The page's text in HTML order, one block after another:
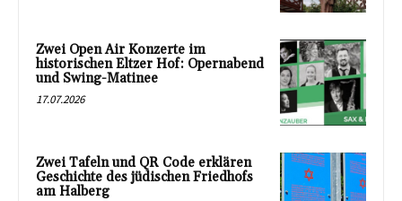
Zwei Open Air Konzerte im
historischen Eltzer Hof: Opernabend
und Swing-Matinee
17.07.2026
Zwei Tafeln und QR Code erklären
Geschichte des jüdischen Friedhofs
am Halberg